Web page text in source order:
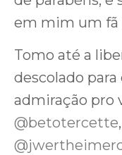
em mim um fã
Tomo até a
descolado
admiração pro
@betotercette,